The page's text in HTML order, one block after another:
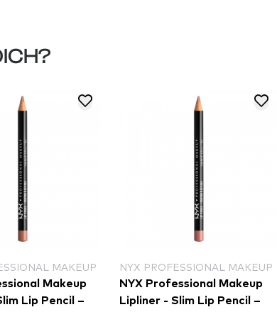
MAKEUP
Makeup
Lip Pencil –
NYX PROFESSIONAL MAKEUP
NYX Professional Makeup
Lipliner - Slim Lip Pencil –